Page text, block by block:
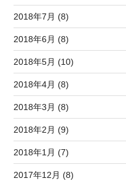
2018年7月 (8)
2018年6月 (8)
2018年5月 (10)
2018年4月 (8)
2018年3月 (8)
2018年2月 (9)
2018年1月 (7)
2017年12月 (8)